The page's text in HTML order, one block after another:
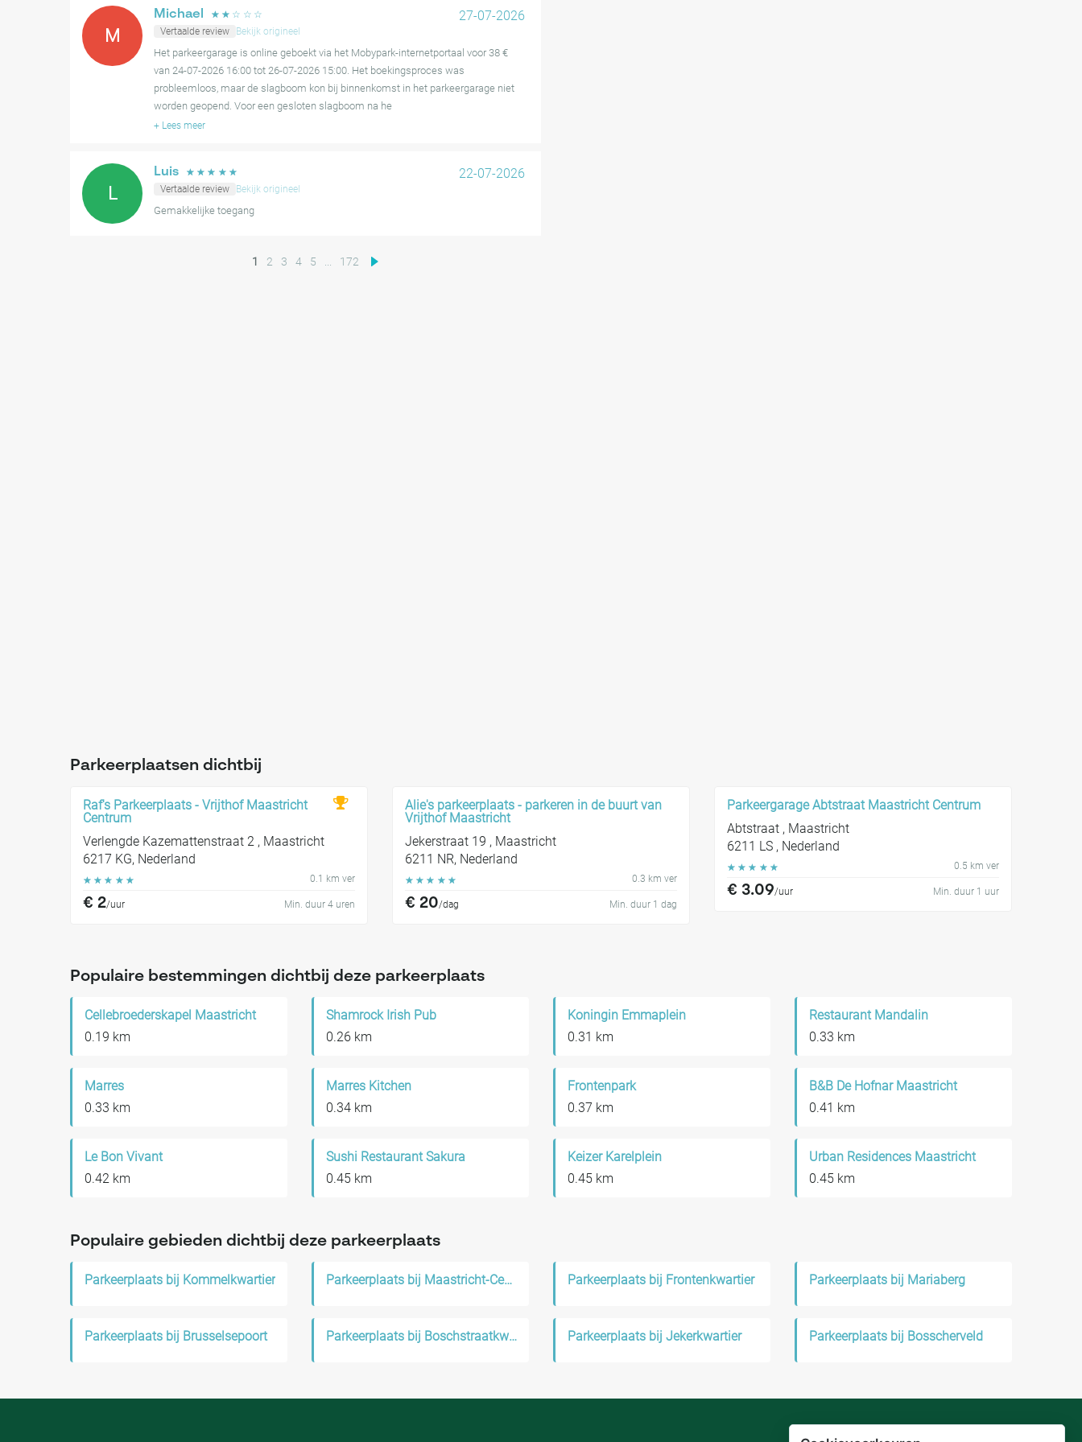
M
Michael ☆ ☆ ☆ ☆ ☆
Vertaalde review
Bekijk origineel
Het parkeergarage is online geboekt via het Mobypark-internetportaal voor 38 €
van 24-07-2026 16:00 tot 26-07-2026 15:00. Het boekingsproces was
probleemloos, maar de slagboom kon bij binnenkomst in het parkeergarage niet
worden geopend. Voor een gesloten slagboom na he
+ Lees meer
27-07-2026
L
Luis ☆ ☆ ☆ ☆ ☆
Vertaalde review
Bekijk origineel
Gemakkelijke toegang
22-07-2026
1 2 3 4 5 172
Parkeerplaatsen dichtbij
Raf's Parkeerplaats - Vrijthof Maastricht
Centrum
Verlengde Kazemattenstraat 2 , Maastricht
6217 KG, Nederland
☆ ☆ ☆ ☆ ☆ 0.1 km ver
€ 2/uur Min. duur 4 uren
Alie's parkeerplaats - parkeren in de buurt van
Vrijthof Maastricht
Jekerstraat 19 , Maastricht
6211 NR, Nederland
☆ ☆ ☆ ☆ ☆ 0.3 km ver
€ 20/dag Min. duur 1 dag
Parkeergarage Abtstraat Maastricht Centrum
Abtstraat , Maastricht
6211 LS , Nederland
☆ ☆ ☆ ☆ ☆ 0.5 km ver
€ 3.09/uur Min. duur 1 uur
Populaire bestemmingen dichtbij deze parkeerplaats
Cellebroederskapel Maastricht
0.19 km
Shamrock Irish Pub
0.26 km
Koningin Emmaplein
0.31 km
Restaurant Mandalin
0.33 km
Marres
0.33 km
Marres Kitchen
0.34 km
Frontenpark
0.37 km
B&B De Hofnar Maastricht
0.41 km
Le Bon Vivant
0.42 km
Sushi Restaurant Sakura
0.45 km
Keizer Karelplein
0.45 km
Urban Residences Maastricht
0.45 km
Populaire gebieden dichtbij deze parkeerplaats
Parkeerplaats bij Kommelkwartier Parkeerplaats bij Maastricht-Centrum Parkeerplaats bij Frontenkwartier Parkeerplaats bij Mariaberg
Parkeerplaats bij Brusselsepoort Parkeerplaats bij Boschstraatkwartier Parkeerplaats bij Jekerkwartier Parkeerplaats bij Bosscherveld